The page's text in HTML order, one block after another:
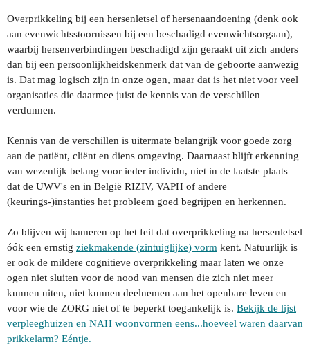
Overprikkeling bij een hersenletsel of hersenaandoening (denk ook
aan evenwichtsstoornissen bij een beschadigd evenwichtsorgaan),
waarbij hersenverbindingen beschadigd zijn geraakt uit zich anders
dan bij een persoonlijkheidskenmerk dat van de geboorte aanwezig
is. Dat mag logisch zijn in onze ogen, maar dat is het niet voor veel
organisaties die daarmee juist de kennis van de verschillen
verdunnen.
Kennis van de verschillen is uitermate belangrijk voor goede zorg
aan de patiënt, cliënt en diens omgeving. Daarnaast blijft erkenning
van wezenlijk belang voor ieder individu, niet in de laatste plaats
dat de UWV's en in België RIZIV, VAPH of andere
(keurings-)instanties het probleem goed begrijpen en herkennen.
Zo blijven wij hameren op het feit dat overprikkeling na hersenletsel
óók een ernstig ziekmakende (zintuiglijke) vorm kent. Natuurlijk is
er ook de mildere cognitieve overprikkeling maar laten we onze
ogen niet sluiten voor de nood van mensen die zich niet meer
kunnen uiten, niet kunnen deelnemen aan het openbare leven en
voor wie de ZORG niet of te beperkt toegankelijk is. Bekijk de lijst
verpleeghuizen en NAH woonvormen eens...hoeveel waren daarvan
prikkelarm? Eéntje.